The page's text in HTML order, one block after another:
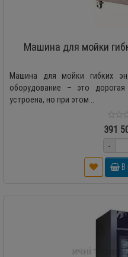
Машина для мойки
Машина для мойки гибких
оборудование – это
устроена, но при этом ..
391
-
В